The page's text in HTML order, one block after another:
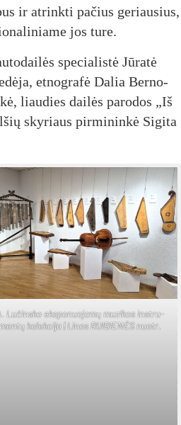
ir at­rink­ti pa­čius ge­riau­sius,
jos tu­re.
spe­cia­lis­tė Jū­ra­tė
et­nog­ra­fė Da­lia Ber­no­
liau­dies dai­lės pa­ro­dos „Iš
sky­riaus pir­mi­nin­kė Si­gi­ta
Lu­čins­ko eks­po­nuo­ja­mų mu­zi­kos inst­ru­
men­tų ko­lek­ci­ja | Li­nos RUI­BIE­NĖS nuo­tr.